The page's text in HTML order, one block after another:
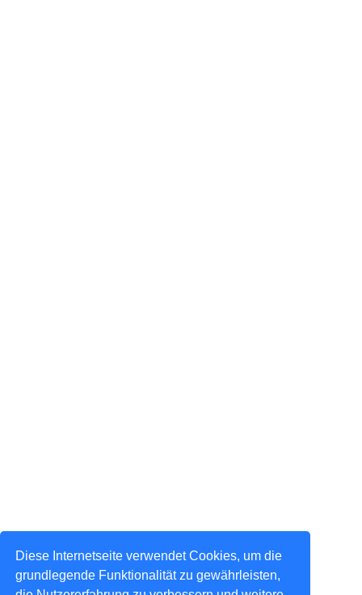
Diese Internetseite verwendet Cookies, um die
grundlegende Funktionalität zu gewährleisten,